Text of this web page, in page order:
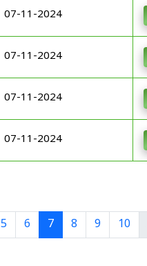
07-11-2024
07-11-2024
07-11-2024
07-11-2024
5 6 7 8 9 10